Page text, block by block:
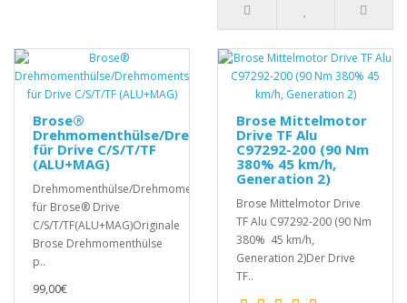
Brose®
Drehmomenthülse/Drehmomentsensor
für Drive C/S/T/TF
(ALU+MAG)
Drehmomenthülse/Drehmomentsensor
für Brose® Drive
C/S/T/TF(ALU+MAG)Originale
Brose Drehmomenthülse
p..
99,00€
Brose Mittelmotor
Drive TF Alu
C97292-200 (90 Nm
380% 45 km/h,
Generation 2)
Brose Mittelmotor Drive
TF Alu C97292-200 (90 Nm
380% 45 km/h,
Generation 2)Der Drive
TF..